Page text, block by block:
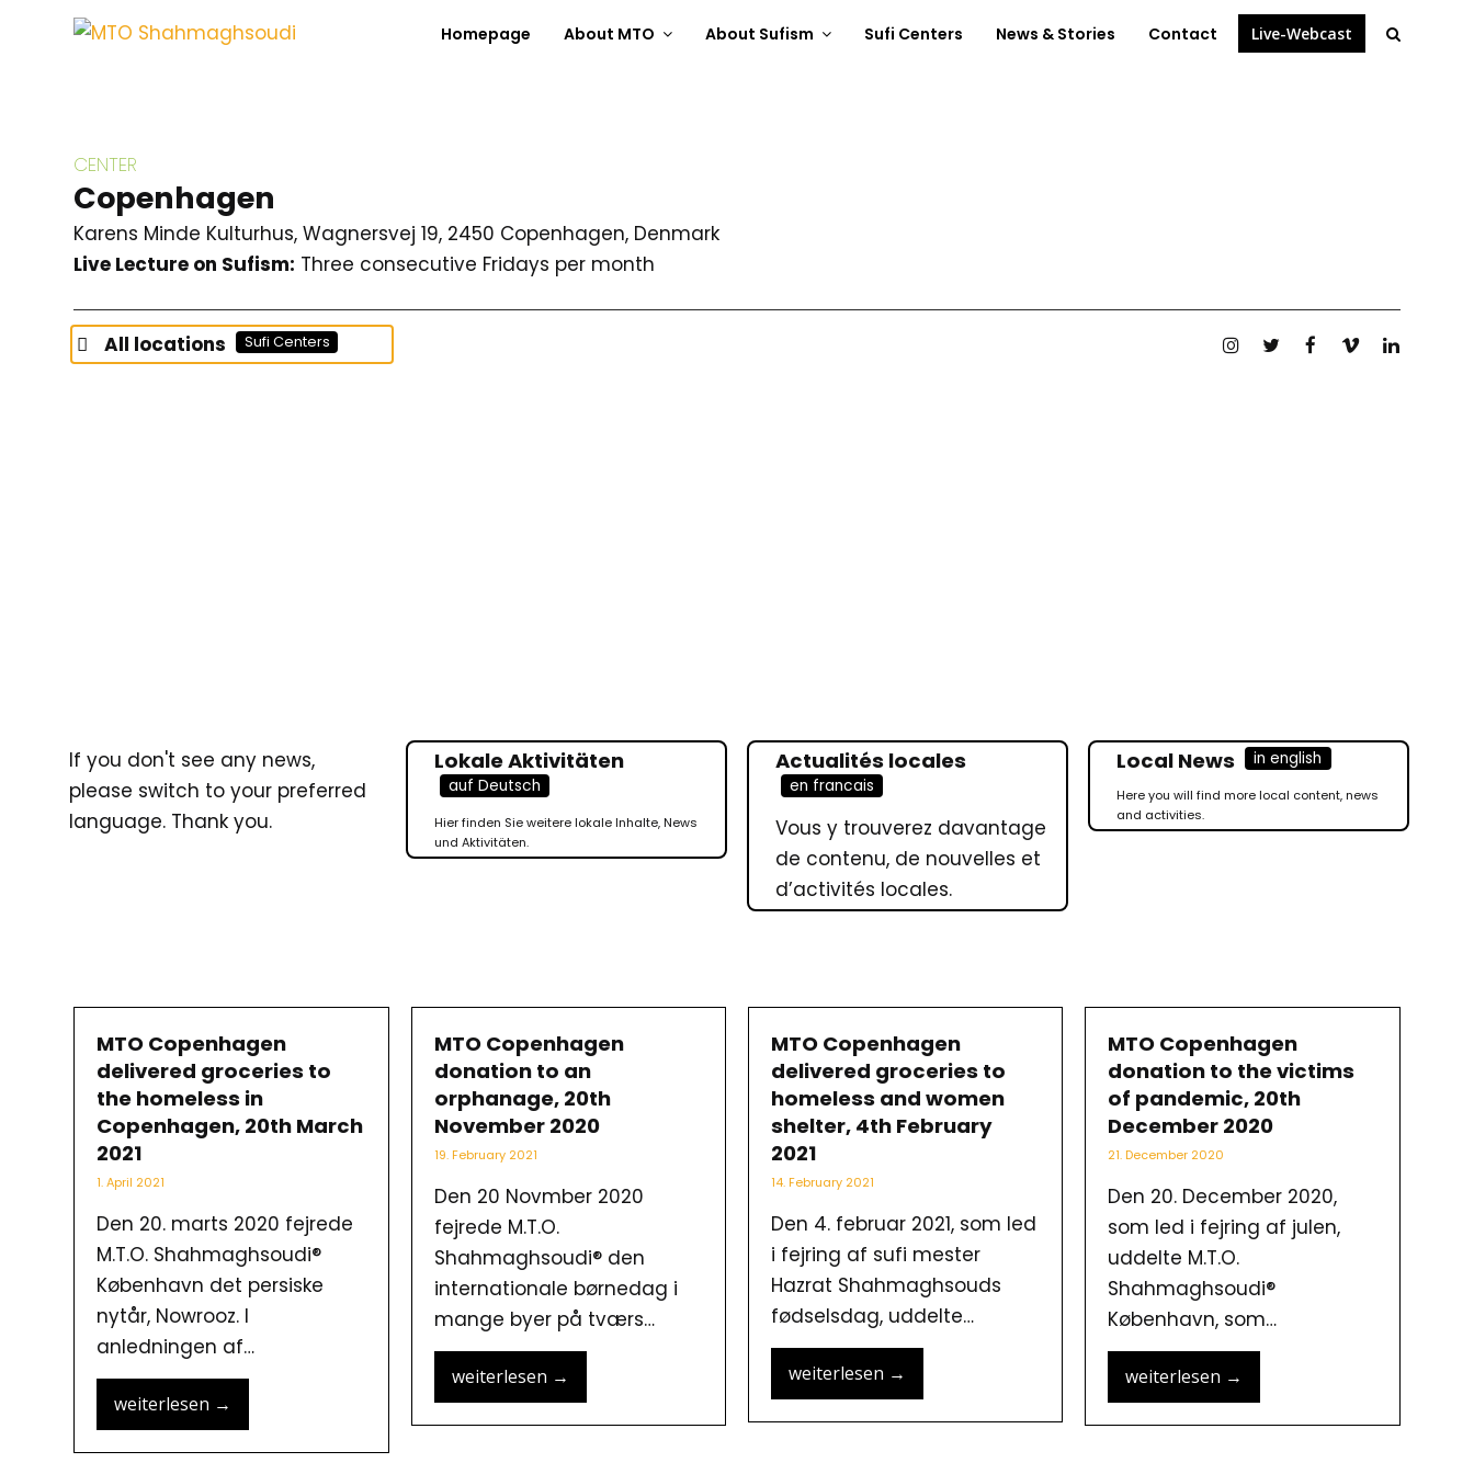
Homepage About MTO About Sufism Sufi Centers News & Stories Contact Live-Webcast
CENTER
Copenhagen
Karens Minde Kulturhus, Wagnersvej 19, 2450 Copenhagen, Denmark
Live Lecture on Sufism: Three consecutive Fridays per month
All locations Sufi Centers Instagram
TwitterFacebook
VimeoLinkedin
If you don't see any news,
please switch to your preferred
language. Thank you.
Lokale Aktivitäten
auf Deutsch
Hier finden Sie weitere lokale Inhalte, News
und Aktivitäten.
Actualités locales
en francais
Vous y trouverez davantage
de contenu, de nouvelles et
d’activités locales.
Local News in english
Here you will find more local content, news
and activities.
MTO Copenhagen
delivered groceries to
the homeless in
Copenhagen, 20th March
2021
1. April 2021
Den 20. marts 2020 fejrede
M.T.O. Shahmaghsoudi®
København det persiske
nytår, Nowrooz. I
anledningen af…
weiterlesen →
MTO Copenhagen
donation to an
orphanage, 20th
November 2020
19. February 2021
Den 20 Novmber 2020
fejrede M.T.O.
Shahmaghsoudi® den
internationale børnedag i
mange byer på tværs…
weiterlesen →
MTO Copenhagen
delivered groceries to
homeless and women
shelter, 4th February
2021
14. February 2021
Den 4. februar 2021, som led
i fejring af sufi mester
Hazrat Shahmaghsouds
fødselsdag, uddelte…
weiterlesen →
MTO Copenhagen
donation to the victims
of pandemic, 20th
December 2020
21. December 2020
Den 20. December 2020,
som led i fejring af julen,
uddelte M.T.O.
Shahmaghsoudi®
København, som…
weiterlesen →